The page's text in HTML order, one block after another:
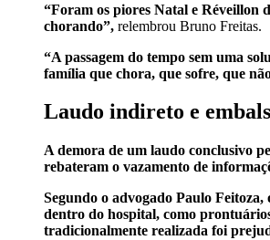
“Foram os piores Natal e Réveillon
chorando”, relembrou Bruno Freitas.
“A passagem do tempo sem uma
família que chora, que sofre, que
Laudo indireto e
A demora de um laudo conclusivo
rebateram o vazamento de
Segundo o advogado Paulo
dentro do hospital, como
tradicionalmente realizada foi